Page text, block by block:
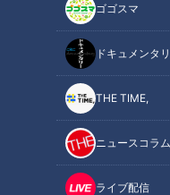
ゴゴスマ
ドキュメンタ
THE TIME,
ニュースコラム
ライブ配信